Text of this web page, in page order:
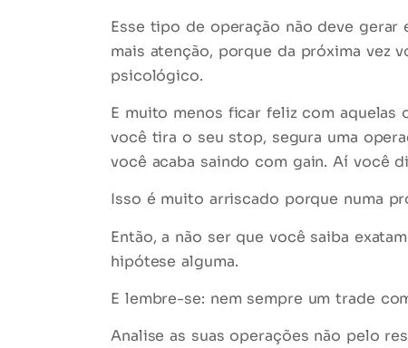
Esse tipo de operação não deve
mais atenção, porque da próxima vez
psicológico.
E muito menos ficar feliz com aquelas
você tira o seu stop, segura uma
você acaba saindo com gain. Aí você
Isso é muito arriscado porque numa
Então, a não ser que você saiba
hipótese alguma.
E lembre-se: nem sempre um trade
Analise as suas operações não pelo